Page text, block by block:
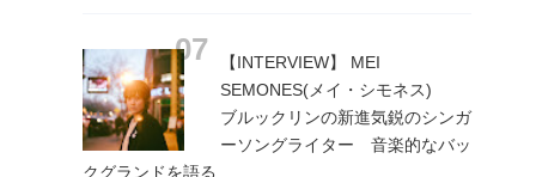
【INTERVIEW】 MEI
SEMONES(メイ・シモネス)
ブルックリンの新進気鋭のシンガ
ーソングライター 音楽的なバッ
クグランドを語る